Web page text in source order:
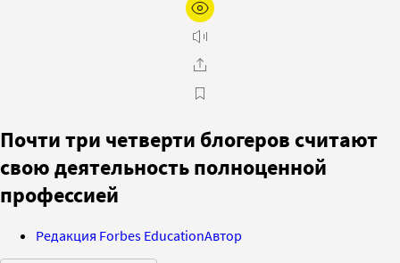
Почти три четверти блогеров считают
свою деятельность полноценной
профессией
Редакция Forbes EducationАвтор